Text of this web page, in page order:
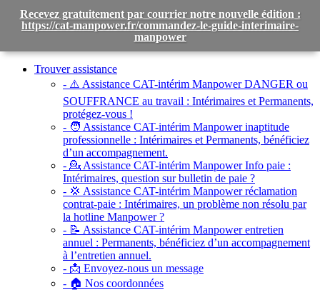
Toggle
navigationTrouver assistance
- ⚠️ Assistance CAT-intérim Manpower DANGER ou
SOUFFRANCE au travail : Intérimaires et Permanents,
protégez-vous !
- 🧑 Assistance CAT-intérim Manpower inaptitude
professionnelle : Intérimaires et Permanents, bénéficiez
d’un accompagnement.
- 💁 Assistance CAT-intérim Manpower Info paie :
Intérimaires, question sur bulletin de paie ?
- 💢 Assistance CAT-intérim Manpower réclamation
contrat-paie : Intérimaires, un problème non résolu par
la hotline Manpower ?
- 📝 Assistance CAT-intérim Manpower entretien
annuel : Permanents, bénéficiez d’un accompagnement
à l’entretien annuel.
- 📩 Envoyez-nous un message
- 🏠 Nos coordonnées
Recevez gratuitement par courrier notre nouvelle édition :
https://cat-manpower.fr/commandez-le-guide-interimaire-
manpower